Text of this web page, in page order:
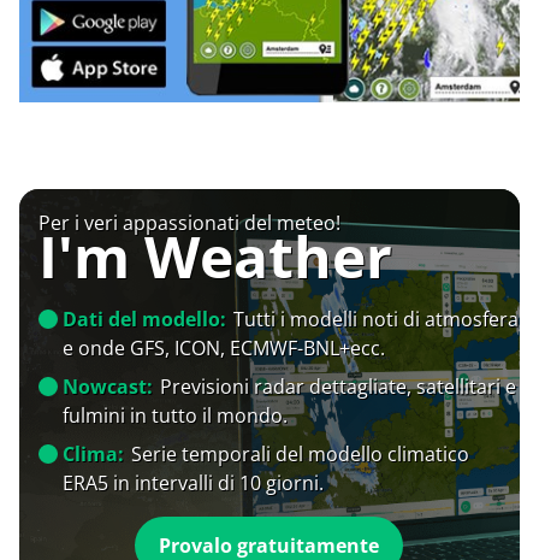
Per i veri appassionati del meteo!
I'm Weather
Dati del modello: Tutti i modelli noti di atmosfera
e onde GFS, ICON, ECMWF-BNL+ecc.
Nowcast: Previsioni radar dettagliate, satellitari e
fulmini in tutto il mondo.
Clima: Serie temporali del modello climatico
ERA5 in intervalli di 10 giorni.
Provalo gratuitamente